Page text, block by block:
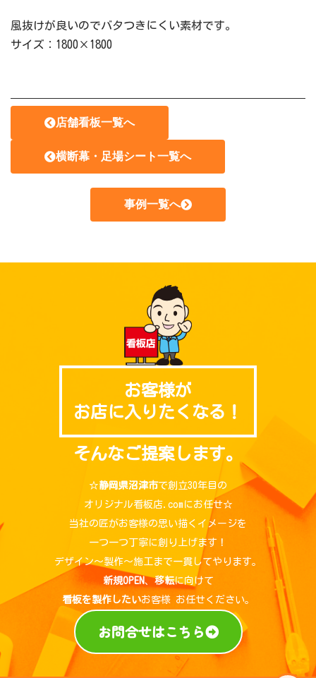
風抜けが良いのでバタつきにくい素材です。
サイズ：1800×1800
店舗看板一覧へ
横断幕・足場シート一覧へ
事例一覧へ
お客様が
お店に入りたくなる！
そんなご提案します。
☆静岡県沼津市で創立30年目の
オリジナル看板店.comにお任せ☆
当社の匠がお客様の思い描くイメージを
一つ一つ丁寧に創り上げます！
デザイン～製作～施工まで一貫してやります。
新規OPEN、移転に向けて
看板を製作したいお客様 お任せください。
お問合せはこちら